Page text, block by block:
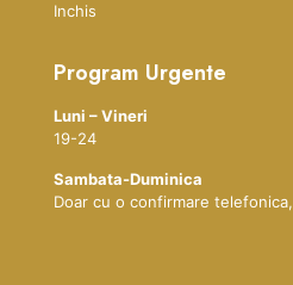
Inchis
Program Urgente
Luni – Vineri
19-24
Sambata-Duminica
Doar cu o confirmare